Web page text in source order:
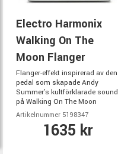
Electro Harmonix
Walking On The
Moon Flanger
Flanger-effekt inspirerad av den
pedal som skapade Andy
Summer's kultförklarade sound
på Walking On The Moon
Artikelnummer 5198347
1635 kr